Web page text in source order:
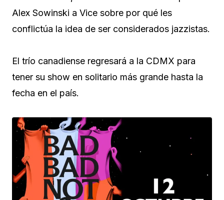
Alex Sowinski a Vice sobre por qué les
conflictúa la idea de ser considerados jazzistas.
El trío canadiense regresará a la CDMX para
tener su show en solitario más grande hasta la
fecha en el país.